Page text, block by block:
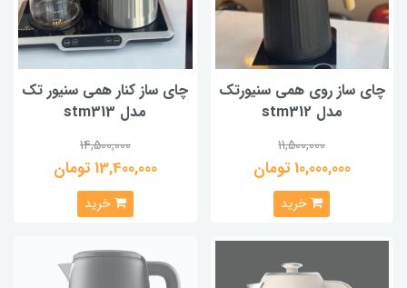
چای ساز روی همی سنیورتک
مدل stm312
11,500,000
10,000,000 تومان
خرید
چای ساز کنار همی سنیور تک
مدل stm313
14,500,000
13,400,000 تومان
خرید